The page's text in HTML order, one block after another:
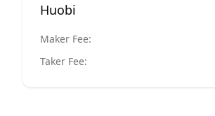
Huobi
Maker Fee:
Taker Fee: